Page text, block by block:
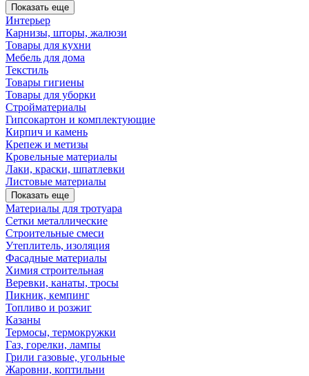
Показать еще
Интерьер
Карнизы, шторы, жалюзи
Товары для кухни
Мебель для дома
Текстиль
Товары гигиены
Товары для уборки
Стройматериалы
Гипсокартон и комплектующие
Кирпич и камень
Крепеж и метизы
Кровельные материалы
Лаки, краски, шпатлевки
Листовые материалы
Показать еще
Материалы для тротуара
Сетки металлические
Строительные смеси
Утеплитель, изоляция
Фасадные материалы
Химия строительная
Веревки, канаты, тросы
Пикник, кемпинг
Топливо и розжиг
Казаны
Термосы, термокружки
Газ, горелки, лампы
Грили газовые, угольные
Жаровни, коптильни